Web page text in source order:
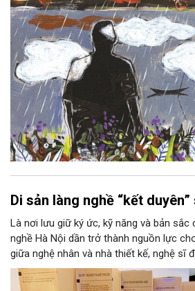
Di sản làng nghề “kết
Là nơi lưu giữ ký ức, kỹ năng và bản sắc
nghề Hà Nội dần trở thành nguồn lực
giữa nghệ nhân và nhà thiết kế, nghệ sĩ
năng phát triển mới cho thủ công
sản. Từ những cuộc “kết duyên” đầy